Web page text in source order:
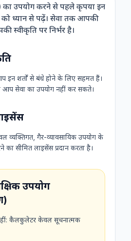
उपयोग करने से पहले कृपया इन
को ध्यान से पढ़ें। सेवा तक आपकी
स्वीकृति पर निर्भर है।
इन शर्तों से बंधे होने के लिए सहमत हैं।
सेवा का उपयोग नहीं कर सकते।
गैर-व्यावसायिक उपयोग के
का सीमित लाइसेंस प्रदान करता है।
उपयोग
कैलकुलेटर केवल सूचनात्मक